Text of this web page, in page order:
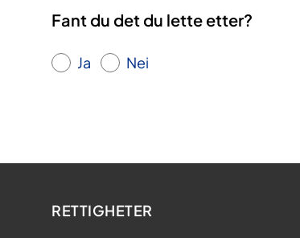
Fant du det du lette etter?
Ja Nei
RETTIGHETER